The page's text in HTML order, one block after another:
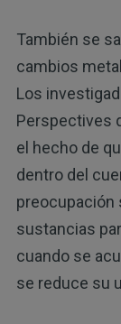
También se
cambios
Los
Perspectives
el hecho de
dentro del
preocupación
sustancias
cuando se
se reduce su